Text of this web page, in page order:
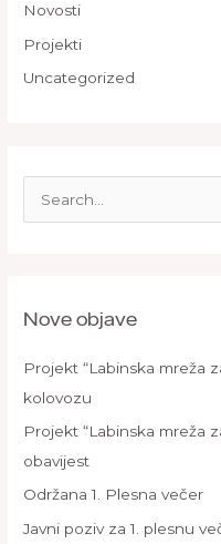
Novosti
Projekti
Uncategorized
c
Nove objave
Projekt “Labinska mreža
kolovozu
Projekt “Labinska mreža
obavijest
Održana 1. Plesna večer
Javni poziv za 1. plesnu